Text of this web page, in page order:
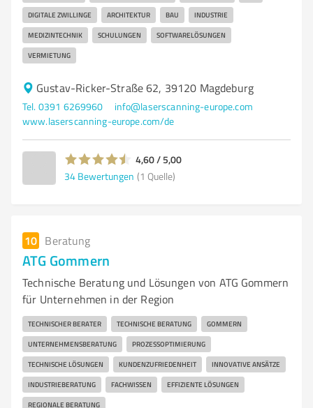
DIGITALE ZWILLINGE ARCHITEKTUR BAU INDUSTRIE
MEDIZINTECHNIK SCHULUNGEN SOFTWARELÖSUNGEN
VERMIETUNG
Gustav-Ricker-Straße 62, 39120 Magdeburg
Tel. 0391 6269960
info@laserscanning-europe.com
www.laserscanning-europe.com/de
4,60 / 5,00
34 Bewertungen (1 Quelle)
10 Beratung
ATG Gommern
Technische Beratung und Lösungen von ATG Gommern
für Unternehmen in der Region
TECHNISCHER BERATER TECHNISCHE BERATUNG GOMMERN
UNTERNEHMENSBERATUNG PROZESSOPTIMIERUNG
TECHNISCHE LÖSUNGEN KUNDENZUFRIEDENHEIT INNOVATIVE ANSÄTZE
INDUSTRIEBERATUNG FACHWISSEN EFFIZIENTE LÖSUNGEN
REGIONALE BERATUNG